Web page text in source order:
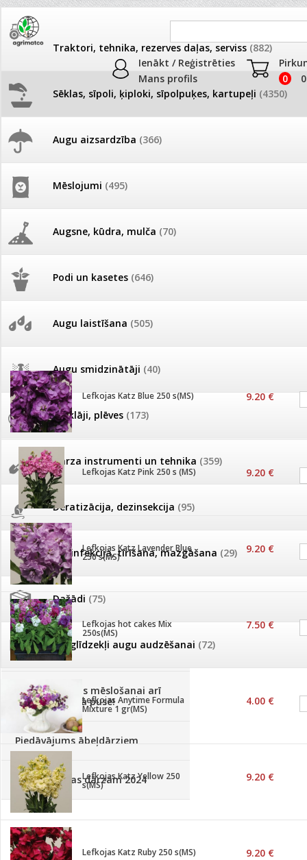
Ienākt / Reģistrēties
Mans profils
0
Traktori, tehnika, rezerves daļas, serviss (882)
Sēklas, sīpoli, ķiploki, sīpolpuķes, kartupeļi (4350)
Augu aizsardzība (366)
Mēslojumi (495)
Augsne, kūdra, mulča (70)
Podi un kasetes (646)
Augu laistīšana (505)
Augu smidzinātāji (40)
Pārklāji, plēves (173)
Dārza instrumenti un tehnika (359)
Deratizācija, dezinsekcija (95)
Dezinfekcija, tīrīšana, mazgāšana (29)
Dažādi (75)
Palīglīdzekļi augu audzēšanai (72)
JAUNUMI
Pašlasīšanas vietu katalogs
26.05. Vebinārs - Kā ierobežot
gliemežus piemājas dārzā un
Darba laiks Līgo svētkos
Ūdens piemērotības noteikšana
Pievienojies braucienam uz
Tomātu sēklu katalogs
Tomātu diena
Tagad Vitrol GB arī 20kg
iepakojumā!
Tomātu diena 21.augustā
Ievešanas atļaujas 2025
Visas datu drošības lapas (DDL)
vienuviet
Klientu Diena
Novatec - izcils mēslošanai arī
sezonas otrajā pusē!
Piedāvājums ābeļdārziem
TOP piemājas dārzam 2024
AKCIJAS
frēze + mulčieris +
AKCIJAS komplekts -
Lefkojas
Produkti »Sēklas, sīpoli, ķiploki, sīpolpuķes, kartupeļi
Lefkojas
Kārtot pēc
Dzeltens
Oranžs
Sarkans
Lefkojas Katz Blue 250 s(MS) 9.20 €
Lefkojas Katz Pink 250 s (MS) 9.20 €
Lefkojas Katz Lavender Blue
250 s(MS)
9.20 €
Lefkojas hot cakes Mix
250s(MS)
7.50 €
Lefkojas Anytime Formula
Mixture 1 gr(MS)
4.00 €
Lefkojas Katz Yellow 250
s(MS)
9.20 €
Lefkojas Katz Ruby 250 s(MS) 9.20 €